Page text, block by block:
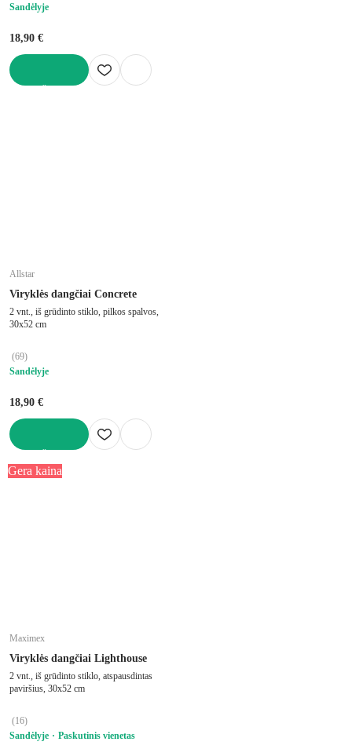
Sandėlyje
18,90 €
Allstar
Viryklės dangčiai Concrete
2 vnt., iš grūdinto stiklo, pilkos spalvos,
30x52 cm
(69)
Sandėlyje
18,90 €
Gera kaina
Maximex
Viryklės dangčiai Lighthouse
2 vnt., iš grūdinto stiklo, atspausdintas
paviršius, 30x52 cm
(16)
Sandėlyje
Paskutinis vienetas